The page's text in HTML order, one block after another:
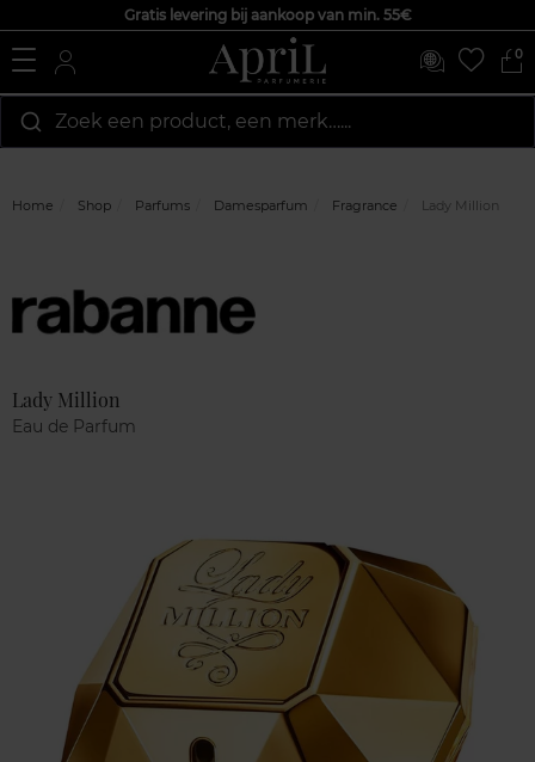
Gratis levering bij aankoop van min. 55€
0
Zoek een product, een merk…...
Home Shop Parfums Damesparfum Fragrance Lady Million
Lady Million
Eau de Parfum